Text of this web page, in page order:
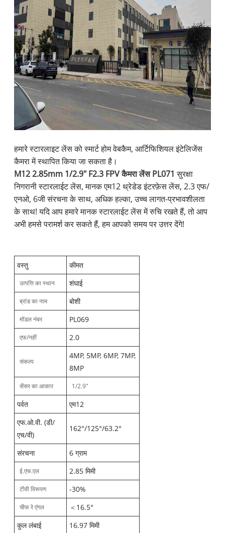
हमारे स्टारलाइट लेंस को स्मार्ट होम वेबकैम, आर्टिफिशियल इंटेलिजेंस
कैमरा में स्थापित किया जा सकता है।
M12 2.85mm 1/2.9" F2.3 FPV कैमरा लेंस PL071सुरक्षा
निगरानी स्टारलाईट लेंस, मानक एम12 थ्रेडेड इंटरफ़ेस लेंस, 2.3 एफ/
एनओ, 6जी संरचना के साथ, अधिक हल्का, उच्च लागत-प्रभावशीलता
के साथ! यदि आप हमारे मानक स्टारलाईट लेंस में रुचि रखते हैं, तो आप
अभी हमसे परामर्श कर सकते हैं, हम आपको समय पर उत्तर देंगे!
वस्तु कीमत
उत्पत्ति का स्थान शंघाई
ब्रांड का नाम बोशी
मॉडल नंबर PL069
एफ/नहीं 2.0
संकल्प
4MP, 5MP, 6MP, 7MP,
8MP
सेंसर का आकार 1/2.9"
पर्वत
एम12
एफ.ओ.वी. (डी/
एच/वी)
162°/125°/63.2°
संरचना 6 ग्राम
ई.एफ.एल 2.85 मिमी
टीवी विरूपण -30%
चीफ रे एंगल
＜16.5°
कुल लंबाई
16.97 मिमी